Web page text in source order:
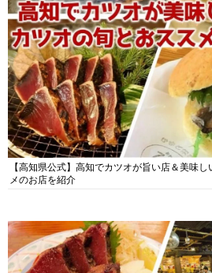
【高知県公式】高知でカツオが旨い店＆美味
メのお店を紹介